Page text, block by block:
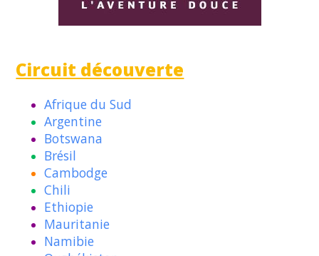
Circuit découverte
Afrique du Sud
Argentine
Botswana
Brésil
Cambodge
Chili
Ethiopie
Mauritanie
Namibie